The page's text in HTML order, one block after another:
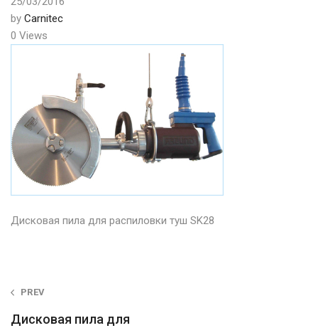
by Carnitec
0 Views
Дисковая пила для распиловки туш SK28
Post
navigation
PREV
Дисковая пила для